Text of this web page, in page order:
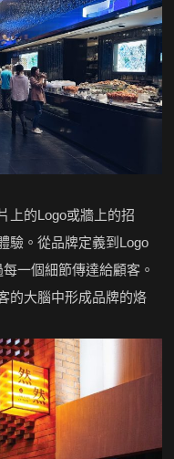
上的Logo或牆上的招
驗。從品牌定義到Logo
一個細節傳達給顧客。
的大腦中形成品牌的烙